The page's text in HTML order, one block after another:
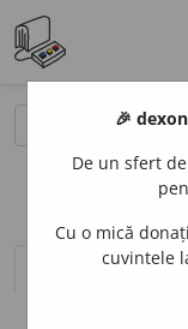
sinteza definițiilor
🎉
De un sfert
Cu o mică
cuvintele